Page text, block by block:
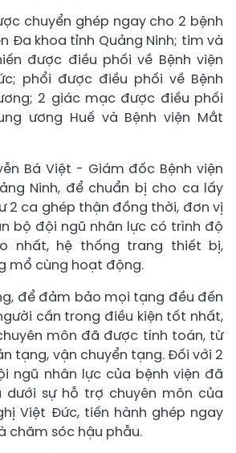
chuyển ghép ngay cho 2 bệnh
Đa khoa tỉnh Quảng Ninh; tim và
được điều phối về Bệnh viện
phổi được điều phối về Bệnh
2 giác mạc được điều phối
ương Huế và Bệnh viện Mắt
Bá Việt - Giám đốc Bệnh viện
Ninh, để chuẩn bị cho ca lấy
2 ca ghép thận đồng thời, đơn vị
bộ đội ngũ nhân lực có trình độ
nhất, hệ thống trang thiết bị,
mổ cùng hoạt động.
để đảm bảo mọi tạng đều đến
cần trong điều kiện tốt nhất,
môn đã được tính toán, từ
tạng, vận chuyển tạng. Đối với 2
ngũ nhân lực của bệnh viện đã
sự hỗ trợ chuyên môn của
Việt Đức, tiến hành ghép ngay
chăm sóc hậu phẫu.